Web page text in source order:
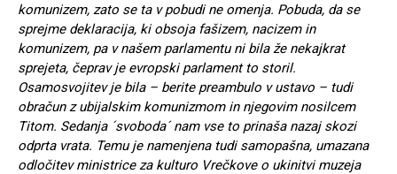
komunizem, zato se ta v pobudi ne omenja. Pobuda, da se
sprejme deklaracija, ki obsoja fašizem, nacizem in
komunizem, pa v našem parlamentu ni bila že nekajkrat
sprejeta, čeprav je evropski parlament to storil.
Osamosvojitev je bila – berite preambulo v ustavo – tudi
obračun z ubijalskim komunizmom in njegovim nosilcem
Titom. Sedanja ´svoboda´ nam vse to prinaša nazaj skozi
odprta vrata. Temu je namenjena tudi samopašna, umazana
odločitev ministrice za kulturo Vrečkove o ukinitvi muzeja